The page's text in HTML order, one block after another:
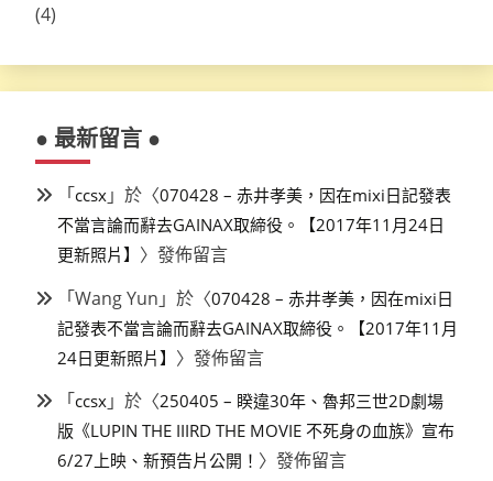
(4)
● 最新留言 ●
「ccsx 」於〈070428 – 赤井孝美，因在mixi日記發表
不當言論而辭去GAINAX取締役。【2017年11月24日
更新照片】 〉發佈留言
「Wang Yun 」於〈070428 – 赤井孝美，因在mixi日
記發表不當言論而辭去GAINAX取締役。【2017年11月
24日更新照片】 〉發佈留言
「ccsx 」於〈250405 – 睽違30年、魯邦三世2D劇場
版《LUPIN THE IIIRD THE MOVIE 不死身の血族》宣布
6/27上映、新預告片公開！ 〉發佈留言